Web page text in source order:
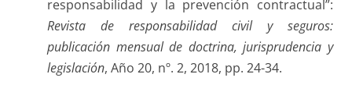
responsabilidad y la prevención contractual”:
Revista de responsabilidad civil y seguros:
publicación mensual de doctrina, jurisprudencia y
legislación, Año 20, nº. 2, 2018, pp. 24-34.